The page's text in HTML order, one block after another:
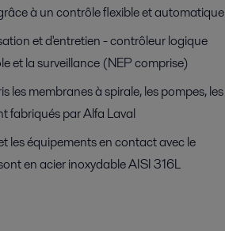
à un contrôle flexible et automatique
et d'entretien - contrôleur logique
et la surveillance (NEP comprise)
les membranes à spirale, les pompes, les
fabriqués par Alfa Laval
les équipements en contact avec le
en acier inoxydable AISI 316L